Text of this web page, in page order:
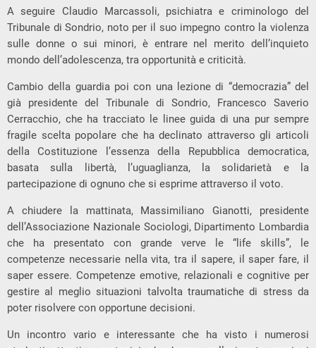
A seguire Claudio Marcassoli, psichiatra e criminologo del
Tribunale di Sondrio, noto per il suo impegno contro la violenza
sulle donne o sui minori, è entrare nel merito dell’inquieto
mondo dell’adolescenza, tra opportunità e criticità.
Cambio della guardia poi con una lezione di “democrazia” del
già presidente del Tribunale di Sondrio, Francesco Saverio
Cerracchio, che ha tracciato le linee guida di una pur sempre
fragile scelta popolare che ha declinato attraverso gli articoli
della Costituzione l’essenza della Repubblica democratica,
basata sulla libertà, l’uguaglianza, la solidarietà e la
partecipazione di ognuno che si esprime attraverso il voto.
A chiudere la mattinata, Massimiliano Gianotti, presidente
dell’Associazione Nazionale Sociologi, Dipartimento Lombardia
che ha presentato con grande verve le “life skills”, le
competenze necessarie nella vita, tra il sapere, il saper fare, il
saper essere. Competenze emotive, relazionali e cognitive per
gestire al meglio situazioni talvolta traumatiche di stress da
poter risolvere con opportune decisioni.
Un incontro vario e interessante che ha visto i numerosi